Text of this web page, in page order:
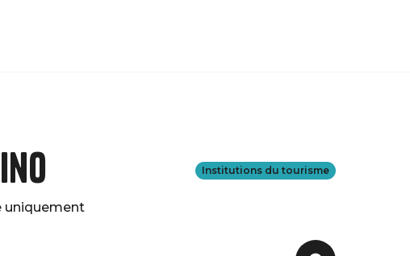
uniquement
Institutions du tourisme